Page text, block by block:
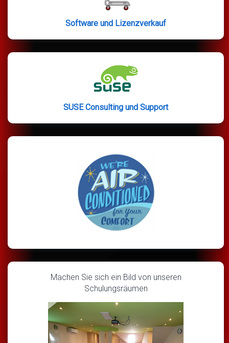
Software und Lizenzverkauf
SUSE Consulting und Support
Machen Sie sich ein Bild von unseren
Schulungsräumen